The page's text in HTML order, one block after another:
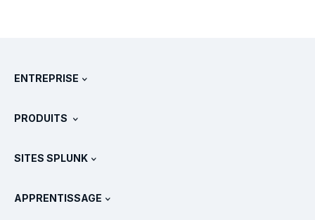
ENTREPRISE
Splunk et les autres solutions
Actualités
PRODUITS
Tarifs
SITES SPLUNK
APPRENTISSAGE